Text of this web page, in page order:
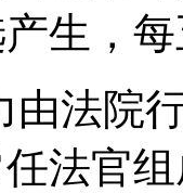
生，
由法院
法官